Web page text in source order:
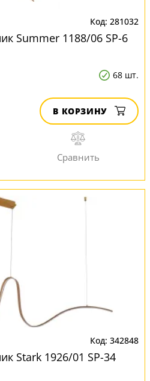
281032
Summer 1188/06 SP-6
68 шт.
В КОРЗИНУ
342848
Stark 1926/01 SP-34